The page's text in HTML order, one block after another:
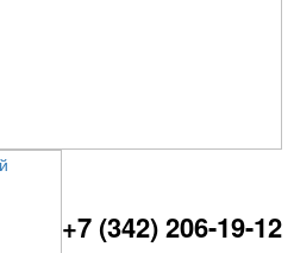
+7 (342) 206-19-12